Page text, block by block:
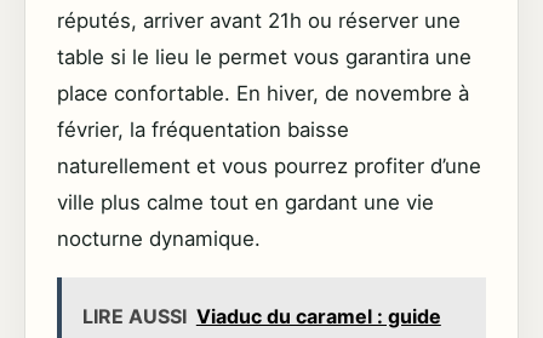
réputés, arriver avant 21h ou réserver une
table si le lieu le permet vous garantira une
place confortable. En hiver, de novembre à
février, la fréquentation baisse
naturellement et vous pourrez profiter d’une
ville plus calme tout en gardant une vie
nocturne dynamique.
LIRE AUSSI Viaduc du caramel : guide